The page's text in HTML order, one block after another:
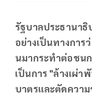
รัฐบาลประธานาธิ
อย่างเป็นทางการ
นมากระทำต่อชน
เป็นการ "ล้างเผ่า
บาตรและตัดความ